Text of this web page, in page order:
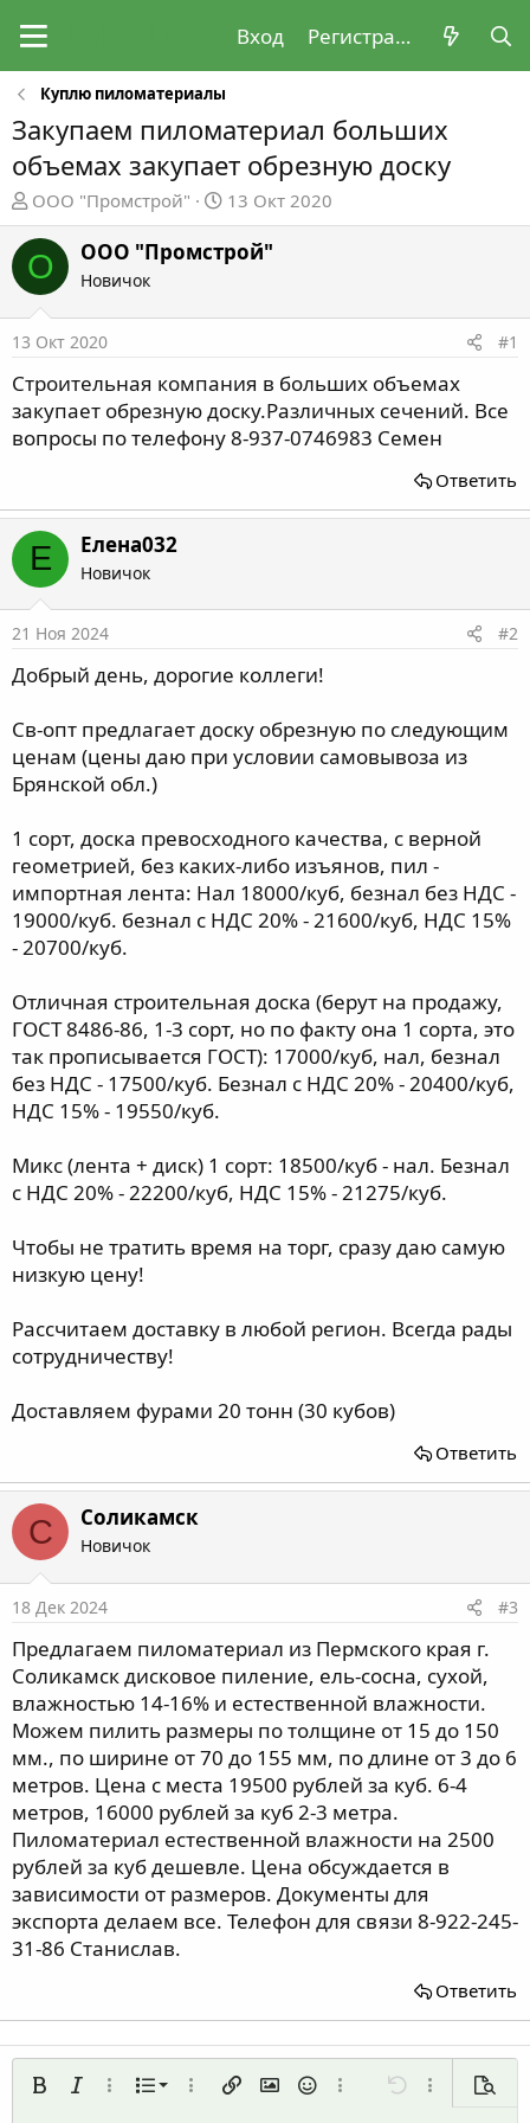
Вход Регистрация
Куплю пиломатериалы
Закупаем пиломатериал больших
объемах закупает обрезную доску
А
в
т
о
р
е
ы
ООО "Промстрой"
Д
а
т
а
л
а
13 Окт 2020
О ООО "Промстрой"
Новичок
13 Окт 2020 #1
Строительная компания в больших объемах
закупает обрезную доску.Различных сечений. Все
вопросы по телефону 8-937-0746983 Семен
Ответить
Е Елена032
Новичок
21 Ноя 2024 #2
Добрый день, дорогие коллеги!
Св-опт предлагает доску обрезную по следующим
ценам (цены даю при условии самовывоза из
Брянской обл.)
1 сорт, доска превосходного качества, с верной
геометрией, без каких-либо изъянов, пил -
импортная лента: Нал 18000/куб, безнал без НДС -
19000/куб. безнал с НДС 20% - 21600/куб, НДС 15%
- 20700/куб.
Отличная строительная доска (берут на продажу,
ГОСТ 8486-86, 1-3 сорт, но по факту она 1 сорта, это
так прописывается ГОСТ): 17000/куб, нал, безнал
без НДС - 17500/куб. Безнал с НДС 20% - 20400/куб,
НДС 15% - 19550/куб.
Микс (лента + диск) 1 сорт: 18500/куб - нал. Безнал
с НДС 20% - 22200/куб, НДС 15% - 21275/куб.
Чтобы не тратить время на торг, сразу даю самую
низкую цену!
Рассчитаем доставку в любой регион. Всегда рады
сотрудничеству!
Доставляем фурами 20 тонн (30 кубов)
Ответить
С Соликамск
Новичок
18 Дек 2024 #3
Предлагаем пиломатериал из Пермского края г.
Соликамск дисковое пиление, ель-сосна, сухой,
влажностью 14-16% и естественной влажности.
Можем пилить размеры по толщине от 15 до 150
мм., по ширине от 70 до 155 мм, по длине от 3 до 6
метров. Цена с места 19500 рублей за куб. 6-4
метров, 16000 рублей за куб 2-3 метра.
Пиломатериал естественной влажности на 2500
рублей за куб дешевле. Цена обсуждается в
зависимости от размеров. Документы для
экспорта делаем все. Телефон для связи 8-922-245-
31-86 Станислав.
Ответить
ЖирныйКурсивДополнительно...
Список Нумерованный список
Дополнительно...
Вставить ссылку
Вставить изображение
СмайлыДополнительно...
Отменить